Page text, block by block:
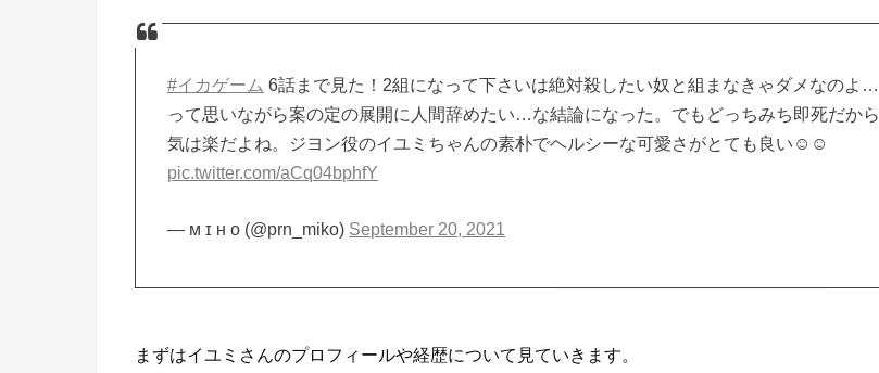
#イカゲーム 6話まで見た！2組になって下さいは絶対殺したい奴と組まなきゃダメなのよ…
って思いながら案の定の展開に人間辞めたい…な結論になった。でもどっちみち即死だから
気は楽だよね。ジヨン役のイユミちゃんの素朴でヘルシーな可愛さがとても良い☺︎☺︎
pic.twitter.com/aCq04bphfY
— ᴍ ɪ ʜ ᴏ (@prn_miko) September 20, 2021
まずはイユミさんのプロフィールや経歴について見ていきます。